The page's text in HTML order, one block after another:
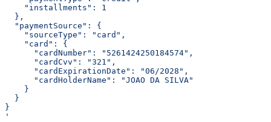
    "installments": 1
  },
  "paymentSource": {
    "sourceType": "card",
    "card": {
      "cardNumber": "5261424250184574",
      "cardCvv": "321",
      "cardExpirationDate": "06/2028",
      "cardHolderName": "JOAO DA SILVA"
    }
  }
}
'